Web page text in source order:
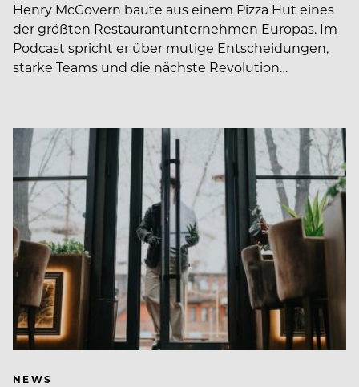
Henry McGovern baute aus einem Pizza Hut eines
der größten Restaurantunternehmen Europas. Im
Podcast spricht er über mutige Entscheidungen,
starke Teams und die nächste Revolution…
NEWS